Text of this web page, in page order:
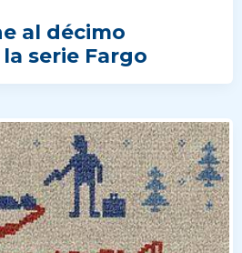
al décimo
serie Fargo